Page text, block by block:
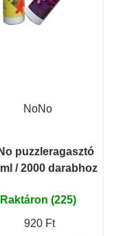
NoNo
puzzleragasztó
/ 2000 darabhoz
Raktáron (225)
920 Ft